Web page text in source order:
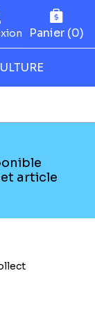
Panier (0)
article